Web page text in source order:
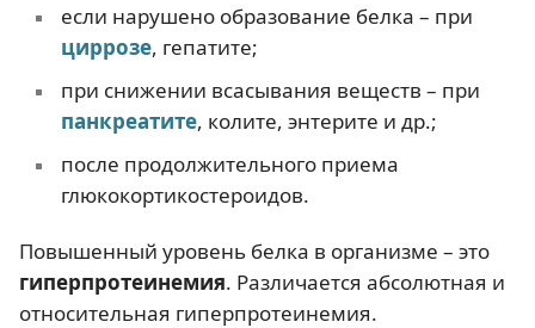
если нарушено образование белка – при
циррозе, гепатите;
при снижении всасывания веществ – при
панкреатите, колите, энтерите и др.;
после продолжительного приема
глюкокортикостероидов.
Повышенный уровень белка в организме – это
гиперпротеинемия. Различается абсолютная и
относительная гиперпротеинемия.